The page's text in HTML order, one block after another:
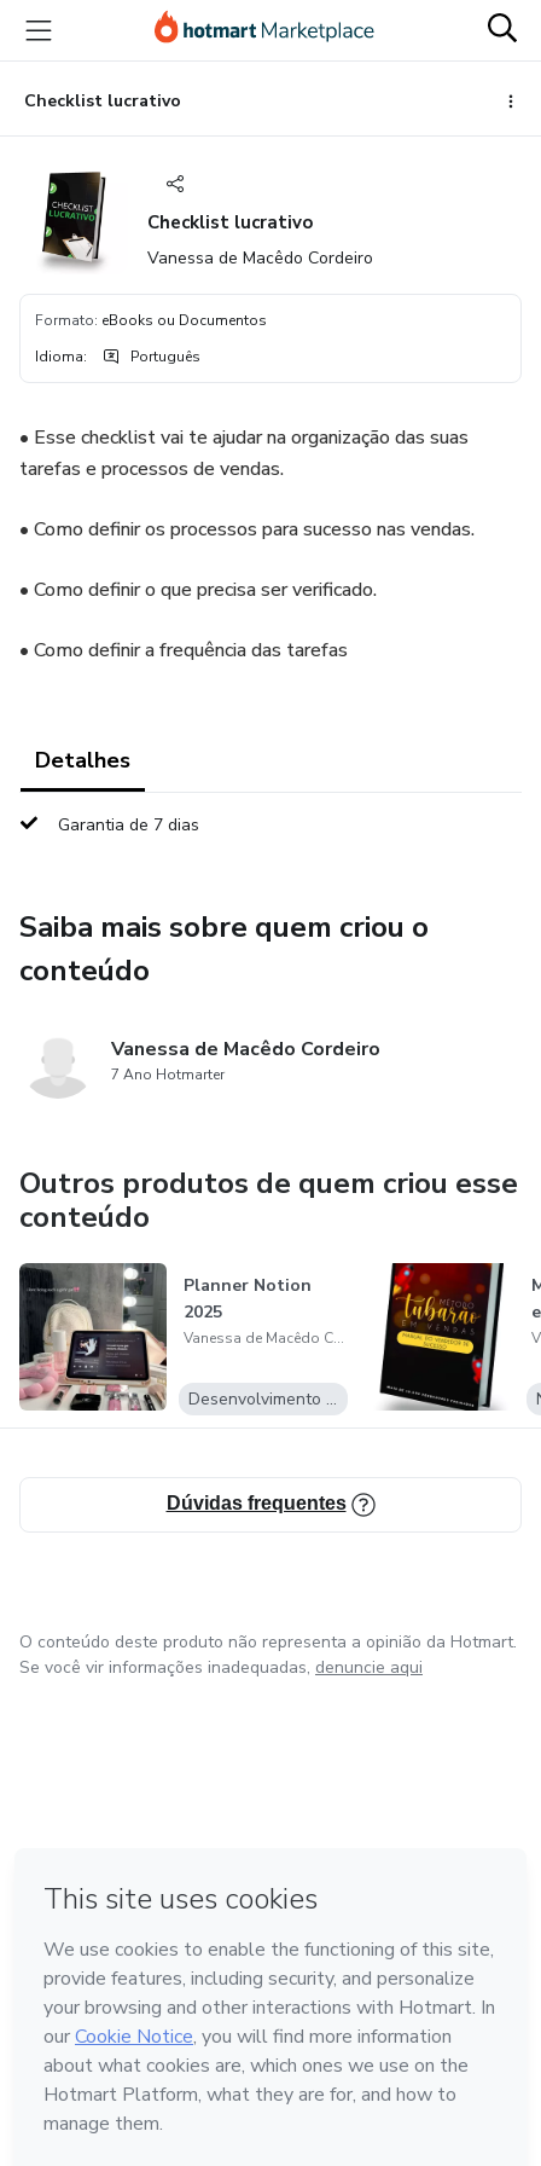
para
conteúdo
principal
para
pagamento
para
rodapéChecklist lucrativo
Checklist lucrativo
Vanessa de Macêdo Cordeiro
Formato: eBooks ou Documentos
Idioma: Português
• Esse checklist vai te ajudar na organização das suas
tarefas e processos de vendas.
• Como definir os processos para sucesso nas vendas.
• Como definir o que precisa ser verificado.
• Como definir a frequência das tarefas
Detalhes
Garantia de 7 dias
Saiba mais sobre quem criou o
conteúdo
Vanessa de Macêdo Cordeiro
7 Ano Hotmarter
Outros produtos de quem criou esse
conteúdo
Planner Notion
2025
Vanessa de Macêdo Cordeiro
Desenvolvimento Pessoal
Dúvidas frequentes
O conteúdo deste produto não representa a opinião da Hotmart.
Se você vir informações inadequadas, denuncie aqui
Feito com ❤ na Cidade do México
Conheça a Hotmart
Idioma
Português